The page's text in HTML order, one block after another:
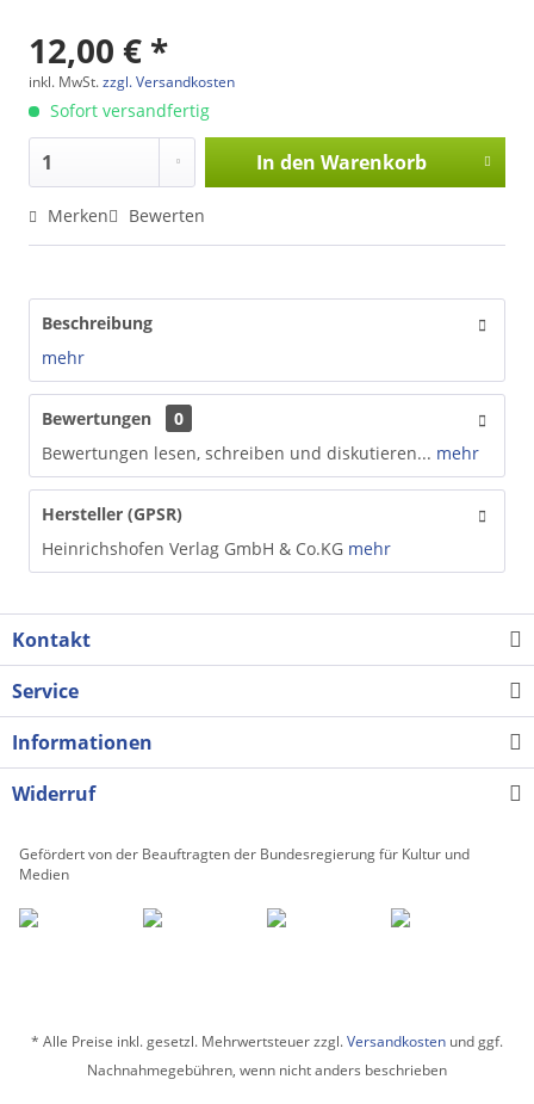
12,00 € *
inkl. MwSt.zzgl. Versandkosten
Sofort versandfertig
In den Warenkorb
Merken Bewerten
Beschreibung
mehr
Bewertungen
0
Bewertungen lesen, schreiben und diskutieren... mehr
Hersteller (GPSR)
Heinrichshofen Verlag GmbH & Co.KG mehr
Kontakt
Service
Informationen
Widerruf
Gefördert von der Beauftragten der Bundesregierung für Kultur und
Medien
* Alle Preise inkl. gesetzl. Mehrwertsteuer zzgl.Versandkosten und ggf.
Nachnahmegebühren, wenn nicht anders beschrieben